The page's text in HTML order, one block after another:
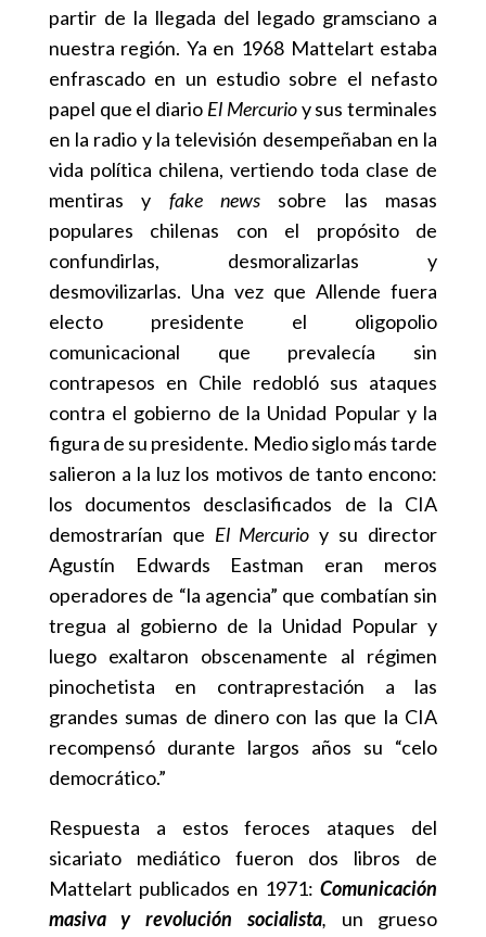
partir de la llegada del legado gramsciano a
nuestra región. Ya en 1968 Mattelart estaba
enfrascado en un estudio sobre el nefasto
papel que el diario El Mercurioy sus terminales
en la radio y la televisión desempeñaban en la
vida política chilena, vertiendo toda clase de
mentiras y fake news sobre las masas
populares chilenas con el propósito de
confundirlas, desmoralizarlas y
desmovilizarlas. Una vez que Allende fuera
electo presidente el oligopolio
comunicacional que prevalecía sin
contrapesos en Chile redobló sus ataques
contra el gobierno de la Unidad Popular y la
figura de su presidente. Medio siglo más tarde
salieron a la luz los motivos de tanto encono:
los documentos desclasificados de la CIA
demostrarían que El Mercurio y su director
Agustín Edwards Eastman eran meros
operadores de “la agencia” que combatían sin
tregua al gobierno de la Unidad Popular y
luego exaltaron obscenamente al régimen
pinochetista en contraprestación a las
grandes sumas de dinero con las que la CIA
recompensó durante largos años su “celo
democrático.”
Respuesta a estos feroces ataques del
sicariato mediático fueron dos libros de
Mattelart publicados en 1971:Comunicación
masiva y revolución socialista, un grueso